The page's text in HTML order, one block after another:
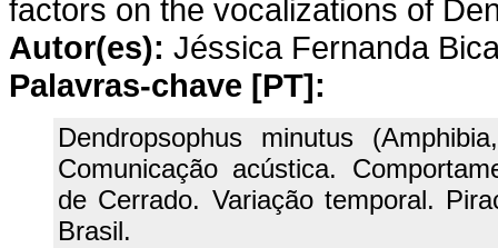
factors on the vocalizations of
Autor(es): Jéssica Fernanda
Palavras-chave [PT]:
Dendropsophus minutus
Comunicação acústica.
de Cerrado. Variação temporal.
Brasil.